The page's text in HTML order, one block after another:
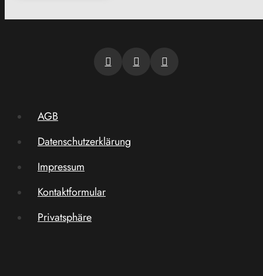
AGB
Datenschutzerklärung
Impressum
Kontaktformular
Privatsphäre